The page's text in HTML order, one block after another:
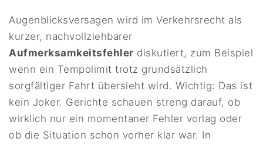
Augenblicksversagen wird im Verkehrsrecht als
kurzer, nachvollziehbarer
Aufmerksamkeitsfehler diskutiert, zum Beispiel
wenn ein Tempolimit trotz grundsätzlich
sorgfältiger Fahrt übersieht wird. Wichtig: Das ist
kein Joker. Gerichte schauen streng darauf, ob
wirklich nur ein momentaner Fehler vorlag oder
ob die Situation schon vorher klar war. In